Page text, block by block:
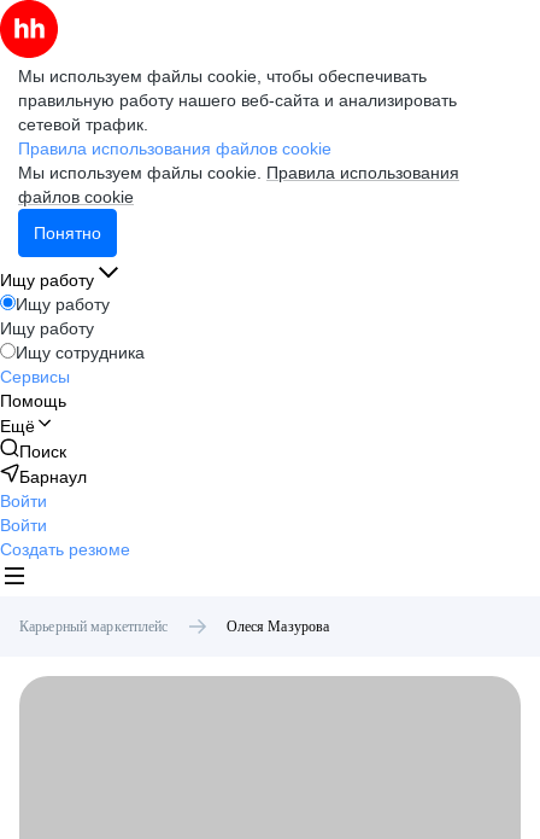
Мы используем файлы cookie, чтобы обеспечивать
правильную работу нашего веб-сайта и анализировать
сетевой трафик.
Правила использования файлов cookie
Мы используем файлы cookie. Правила использования
файлов cookie
Понятно
Ищу работу
Ищу работу
Ищу работу
Ищу сотрудника
Сервисы
Помощь
Ещё
Поиск
Барнаул
Войти
Войти
Создать резюме
Карьерный маркетплейс Олеся Мазурова